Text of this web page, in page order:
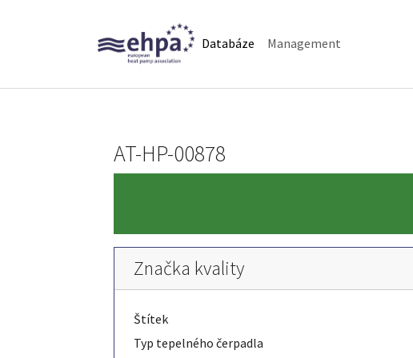
Databáze(current)
Management
AT-HP-00878
Značka kvality
Štítek
Typ tepelného čerpadla